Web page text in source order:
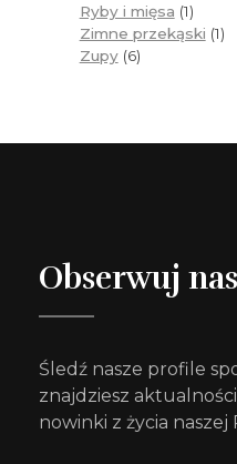
Ryby i mięsa 1
Zimne przekąski 1
Zupy 6
Obserwuj
Śledź nasze profile
znajdziesz
nowinki z życia naszej